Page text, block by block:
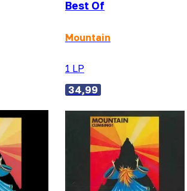
Best Of
Mountain
1 LP
34,99